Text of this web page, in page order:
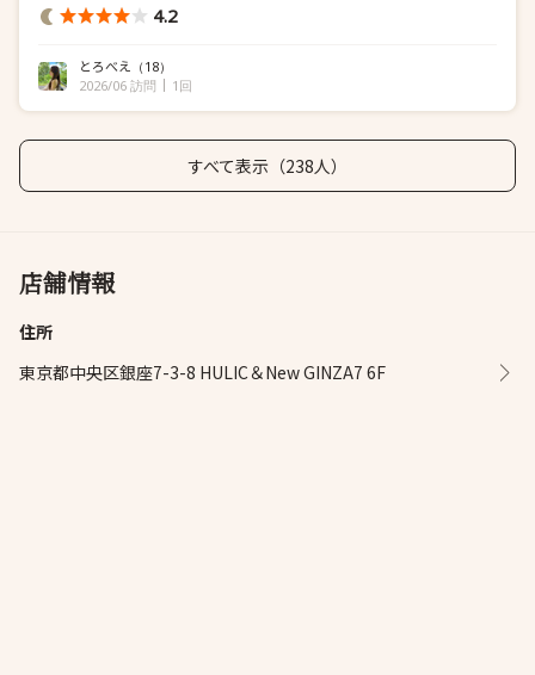
4.2
とろべえ （18）
2026/06 訪問
1回
すべて表示（238人）
店舗情報
住所
東京都中央区銀座7-3-8 HULIC＆New GINZA7 6F